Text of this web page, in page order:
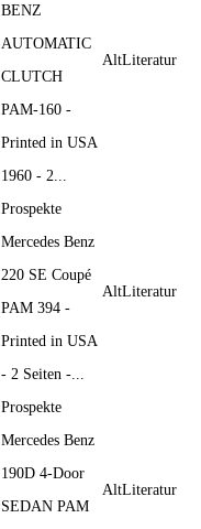
BENZ
AUTOMATIC
CLUTCH
PAM-160 -
Printed in USA
1960 - 2...
AltLiteratur
Prospekte
Mercedes Benz
220 SE Coupé
PAM 394 -
Printed in USA
- 2 Seiten -...
AltLiteratur
Prospekte
Mercedes Benz
190D 4-Door
SEDAN PAM
AltLiteratur